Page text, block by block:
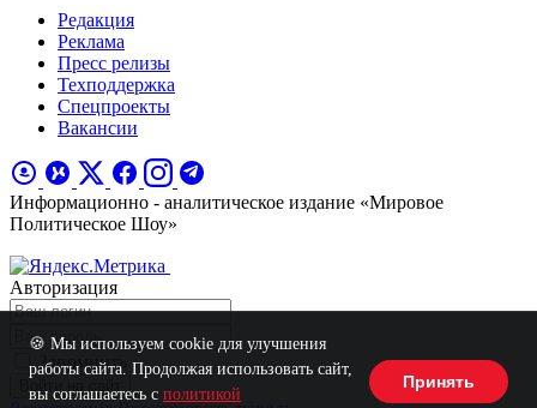
Редакция
Реклама
Пресс релизы
Техподдержка
Спецпроекты
Вакансии
Информационно - аналитическое издание «Мировое
Политическое Шоу»
Авторизация
Запомнить
🍪 Мы используем cookie для улучшения
работы сайта. Продолжая использовать сайт,
вы соглашаетесь с политикой
Принять